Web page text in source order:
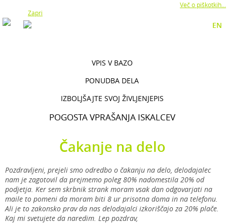
Več o piškotkih...
Zapri
EN
VPIS V BAZO
PONUDBA DELA
IZBOLJŠAJTE SVOJ ŽIVLJENJEPIS
POGOSTA VPRAŠANJA ISKALCEV
Čakanje na delo
Pozdravljeni, prejeli smo odredbo o čakanju na delo, delodajalec
nam je zagotovil da prejmemo poleg 80% nadomestila 20% od
podjetja. Ker sem skrbnik strank moram vsak dan odgovarjati na
maile to pomeni da moram biti 8 ur prisotna doma in na telefonu.
Ali je to zakonsko prav da nas delodajalci izkoriščajo za 20% plače.
Kaj mi svetujete da naredim. Lep pozdrav,